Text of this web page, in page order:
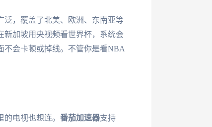
泛，覆盖了北美、欧洲、东南亚等
加坡用央视频看世界杯，系统会
不会卡顿或掉线。不管你是看NBA
电视也想连。 番茄加速器支持